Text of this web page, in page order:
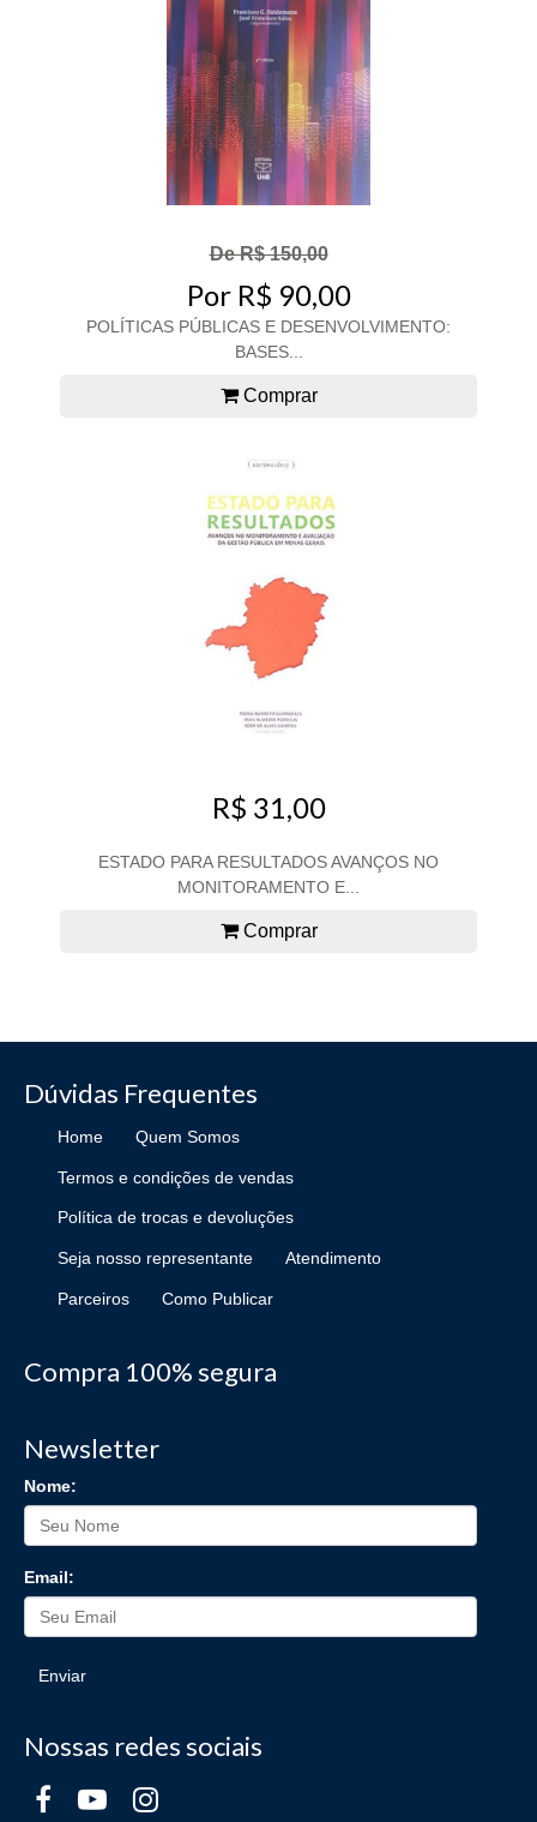
De R$ 150,00
Por R$ 90,00
POLÍTICAS PÚBLICAS E DESENVOLVIMENTO:
BASES...
Comprar
R$ 31,00
ESTADO PARA RESULTADOS AVANÇOS NO
MONITORAMENTO E...
Comprar
Dúvidas Frequentes
Home Quem Somos
Termos e condições de vendas
Política de trocas e devoluções
Seja nosso representante Atendimento
Parceiros Como Publicar
Compra 100% segura
Newsletter
Nome:
Email:
Enviar
Nossas redes sociais